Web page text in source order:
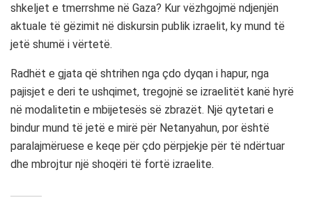
shkeljet e tmerrshme në Gaza? Kur vëzhgojmë ndjenjën
aktuale të gëzimit në diskursin publik izraelit, ky mund të
jetë shumë i vërtetë.
Radhët e gjata që shtrihen nga çdo dyqan i hapur, nga
pajisjet e deri te ushqimet, tregojnë se izraelitët kanë hyrë
në modalitetin e mbijetesës së zbrazët. Një qytetari e
bindur mund të jetë e mirë për Netanyahun, por është
paralajmëruese e keqe për çdo përpjekje për të ndërtuar
dhe mbrojtur një shoqëri të fortë izraelite.